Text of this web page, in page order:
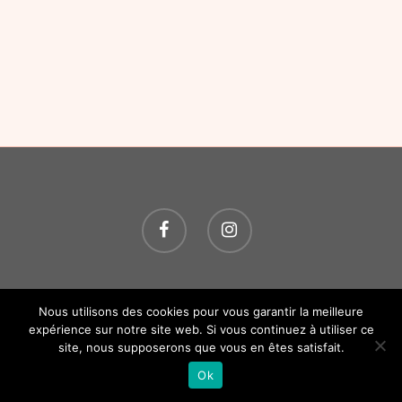
© 2026 O P'TITS SOINS. Tous droits réservés.Création
Atelier Com' Personne. Mentions légales.
Nous utilisons des cookies pour vous garantir la meilleure
expérience sur notre site web. Si vous continuez à utiliser ce
site, nous supposerons que vous en êtes satisfait.
Ok